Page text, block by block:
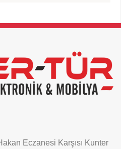
Eczanesi Karşısı Kunter